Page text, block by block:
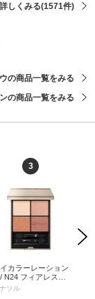
しくみる(1571件)
の商品一覧をみる
の商品一覧をみる
3
カラーレーション
N24 フィアレスグ
/ 7g / N24 フィア
ソル
Next